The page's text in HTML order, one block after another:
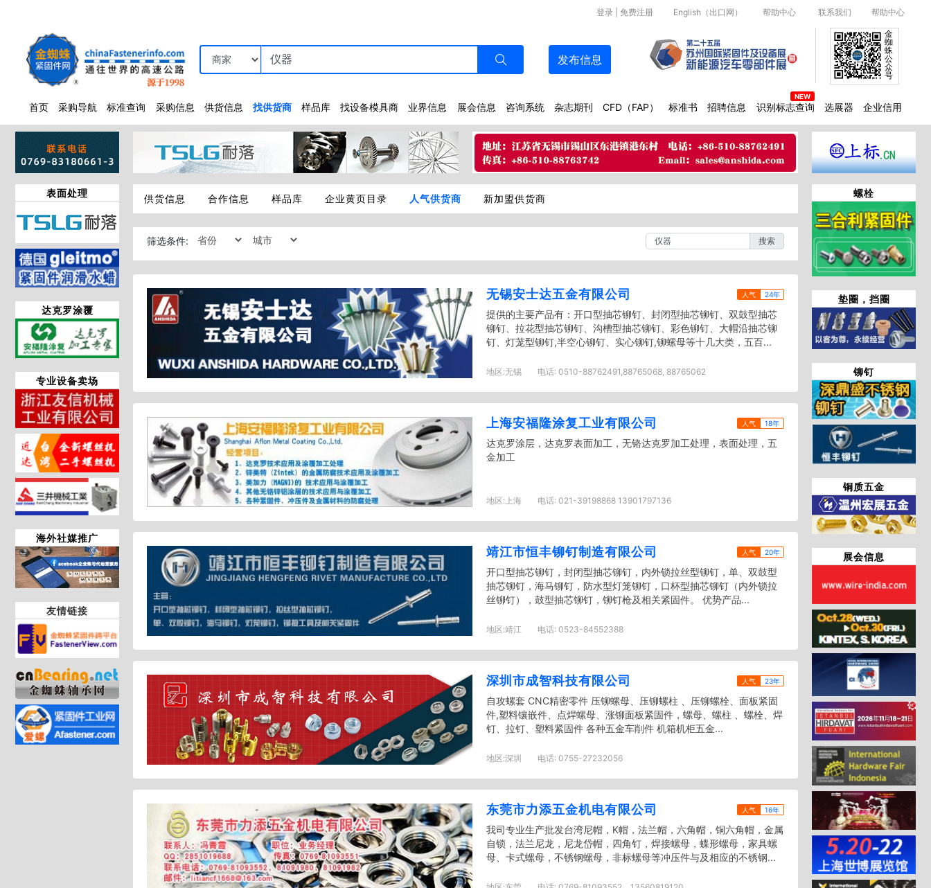
English（出口网） 帮助中心 联系我们 帮助中心
登录 免费注册
发布信息
首页 采购导航 标准查询 采购信息 供货信息 找供货商 样品库 找设备模具商 业界信息 展会信息 咨询系统 杂志期刊 CFD（FAP） 标准书 招聘信息 识别标志查询 选展器 企业信用
金
蜘
蛛
公
众
号
表面处理
达克罗涂覆
专业设备卖场
海外社媒推广
友情链接
螺栓
垫圈，挡圈
铆钉
铜质五金
展会信息
供货信息 合作信息 样品库 企业黄页目录 人气供货商 新加盟供货商
筛选条件: 搜索
无锡安士达五金有限公司 人气 24年
提供的主要产品有：开口型抽芯铆钉、封闭型抽芯铆钉、双鼓型抽芯
铆钉、拉花型抽芯铆钉、沟槽型抽芯铆钉、彩色铆钉、大帽沿抽芯铆
钉、灯茏型铆钉,半空心铆钉、实心铆钉,铆螺母等十几大类，五百...
地区:无锡 电话: 0510-88762491,88765068, 88765062
上海安福隆涂复工业有限公司 人气 18年
达克罗涂层，达克罗表面加工，无铬达克罗加工处理，表面处理，五
金加工
地区: 上海 电话: 021-39198868 13901797136
靖江市恒丰铆钉制造有限公司 人气 20年
开口型抽芯铆钉，封闭型抽芯铆钉，内外锁拉丝型铆钉，单、双鼓型
抽芯铆钉，海马铆钉，防水型灯笼铆钉，口杯型抽芯铆钉（内外锁拉
丝铆钉），鼓型抽芯铆钉，铆钉枪及相关紧固件。 优势产品...
地区:靖江 电话: 0523-84552388
深圳市成智科技有限公司 人气 23年
自攻螺套 CNC精密零件 压铆螺母、压铆螺柱 、压铆螺栓、面板紧固
件,塑料镶嵌件、点焊螺母、涨铆面板紧固件，螺母、螺柱 、螺栓、焊
钉、拉钉、塑料紧固件 各种五金车削件 机箱机柜五金...
地区:深圳 电话: 0755-27232056
东莞市力添五金机电有限公司 人气 16年
我司专业生产批发台湾尼帽，K帽，法兰帽，六角帽，铜六角帽，金属
自锁，法兰尼龙，尼龙岱帽，四角钉，焊接螺母，蝶形螺母，家具螺
母、卡式螺母，不锈钢螺母，非标螺母等冲压件与及相应的不锈钢...